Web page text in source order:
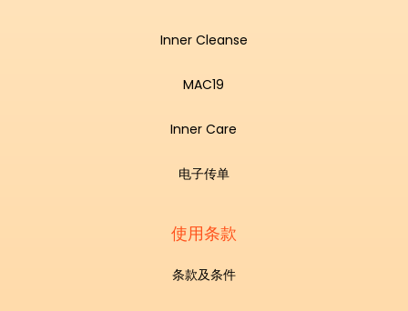
Inner Cleanse
MAC19
Inner Care
电子传单
使用条款
条款及条件